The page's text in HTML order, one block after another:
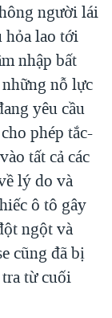
người lái
hỏa lao tới
nhập bất
nỗ lực
yêu cầu
phép tắc-
tất cả các
lý do và
ô tô gây
ngột và
cũng đã bị
từ cuối